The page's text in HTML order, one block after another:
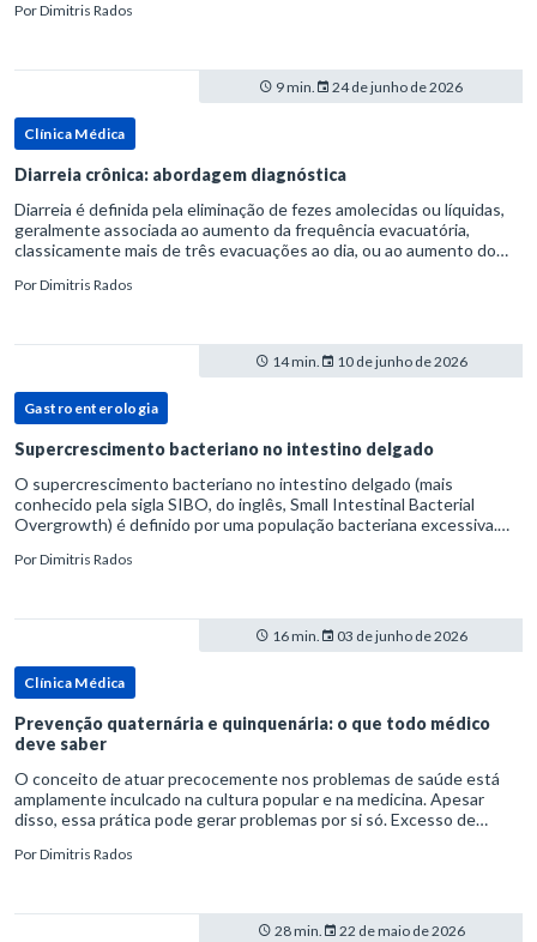
refluxo gastr
PorDimitris Rados
9 min. 24 de junho de 2026
Clínica Médica
Diarreia crônica: abordagem diagnóstica
Diarreia é definida pela eliminação de fezes amolecidas ou líquidas,
geralmente associada ao aumento da frequência evacuatória,
classicamente mais de três evacuações ao dia, ou ao aumento do
PorDimitris Rados
14 min. 10 de junho de 2026
Gastroenterologia
Supercrescimento bacteriano no intestino delgado
O supercrescimento bacteriano no intestino delgado (mais
conhecido pela sigla SIBO, do inglês, Small Intestinal Bacterial
Overgrowth) é definido por uma população bacteriana excessiva.
PorDimitris Rados
16 min. 03 de junho de 2026
Clínica Médica
Prevenção quaternária e quinquenária: o que todo médico
deve saber
O conceito de atuar precocemente nos problemas de saúde está
amplamente inculcado na cultura popular e na medicina. Apesar
disso, essa prática pode gerar problemas por si só. Excesso de
PorDimitris Rados
28 min. 22 de maio de 2026